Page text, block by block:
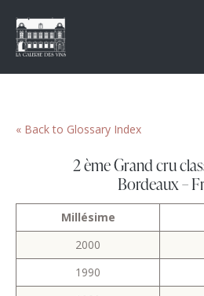
« Back to Glossary Index
2 ème Grand cru
Bordeaux –
Millésime
2000
1990